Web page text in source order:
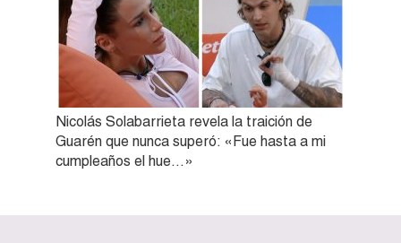
Nicolás Solabarrieta revela la traición de
Guarén que nunca superó: «Fue hasta a mi
cumpleaños el hue…»